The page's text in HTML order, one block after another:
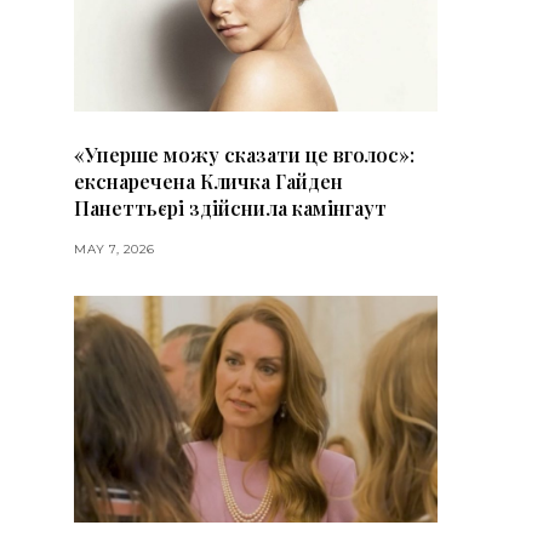
«Уперше можу сказати це вголос»:
екснаречена Кличка Гайден
Панеттьєрі здійснила камінгаут
MAY 7, 2026